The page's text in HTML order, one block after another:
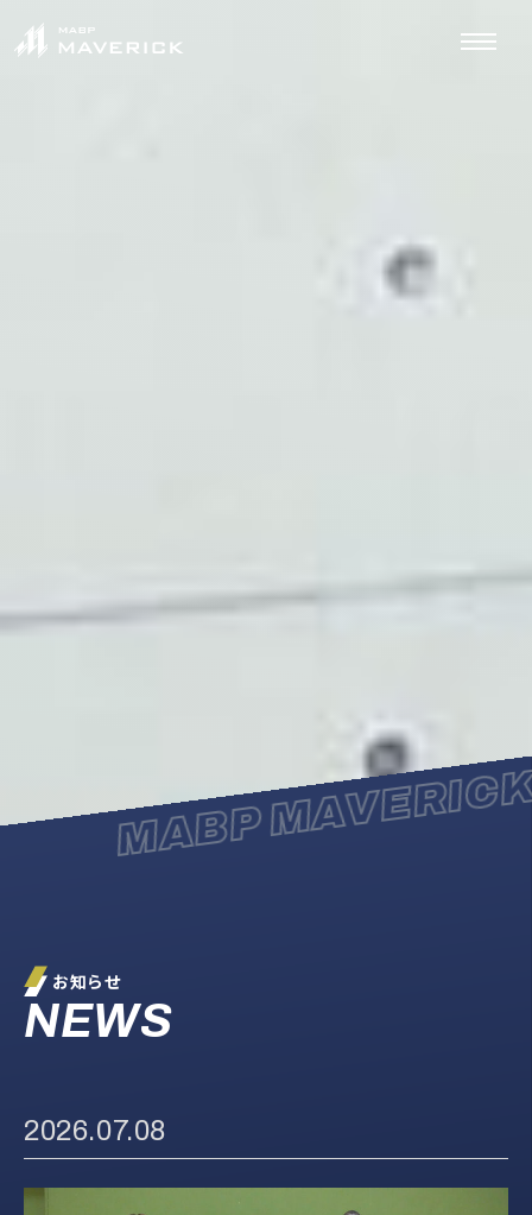
MABP
お知らせ
NEWS
2026.07.08